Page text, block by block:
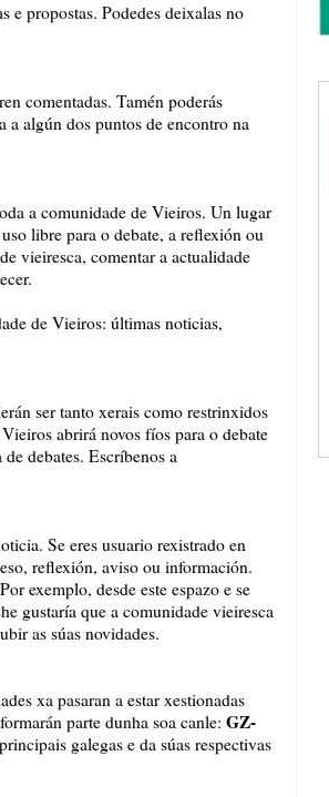
e propostas. Podedes deixalas no
comentadas. Tamén poderás
algún dos puntos de encontro na
a comunidade de Vieiros. Un lugar
libre para o debate, a reflexión ou
vieiresca, comentar a actualidade
de Vieiros: últimas noticias,
ser tanto xerais como restrinxidos
abrirá novos fíos para o debate
debates. Escríbenos a
Se eres usuario rexistrado en
reflexión, aviso ou información.
exemplo, desde este espazo e se
gustaría que a comunidade vieiresca
as súas novidades.
xa pasaran a estar xestionadas
parte dunha soa canle: GZ-
galegas e da súas respectivas